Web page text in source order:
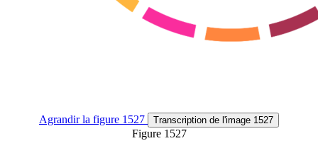
Agrandirla figure 1527 Transcription de l'image 1527
Figure 1527